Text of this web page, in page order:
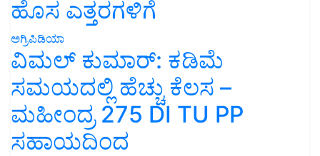
ಹೊಸ ಎತ್ತರಗಳಿಗೆ
ಅಗ್ರಿಪಿಡಿಯಾ
ವಿಮಲ್ ಕುಮಾರ್: ಕಡಿಮೆ
ಸಮಯದಲ್ಲಿ ಹೆಚ್ಚು ಕೆಲಸ –
ಮಹೀಂದ್ರ 275 DI TU PP
ಸಹಾಯದಿಂದ